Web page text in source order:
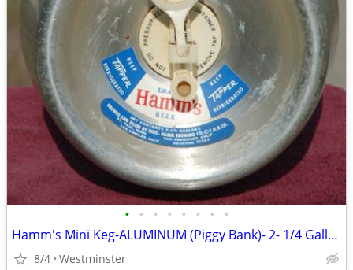
• • • • • • • •
Hamm's Mini Keg-ALUMINUM (Piggy Bank)- 2- 1/4 Gallon -Beer Keg 1960's
8/4 Westminster